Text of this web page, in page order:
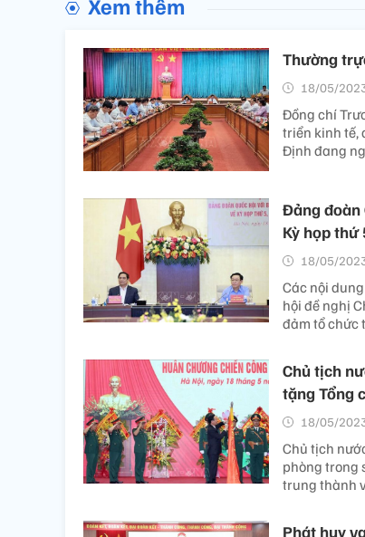
Thường
18/05/
Đồng chí
triển kinh tế,
Định đang
Đảng đoàn
Kỳ họp thứ
18/05/
Các nội
hội đề nghị
đảm tổ chức
Chủ tịch
tặng Tổng
18/05/
Chủ tịch
phòng trong
trung thành
Phát huy